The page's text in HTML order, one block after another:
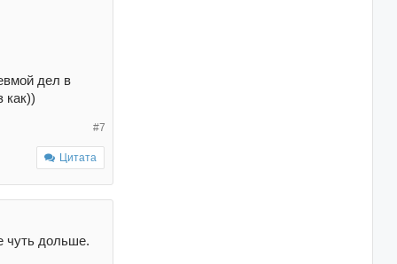
дел в
как))
#7
Цитата
чуть дольше.